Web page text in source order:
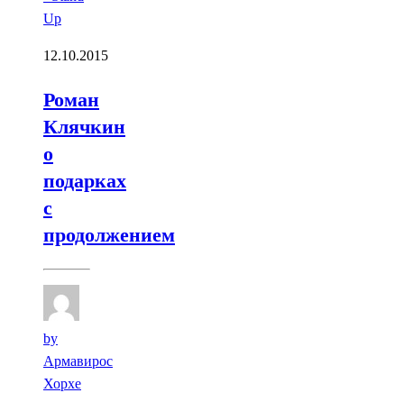
12.10.2015
Роман
Клячкин
о
подарках
с
продолжением
by
Армавирос
Хорхе